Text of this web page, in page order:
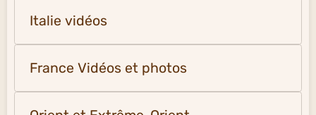
Italie vidéos
France Vidéos et photos